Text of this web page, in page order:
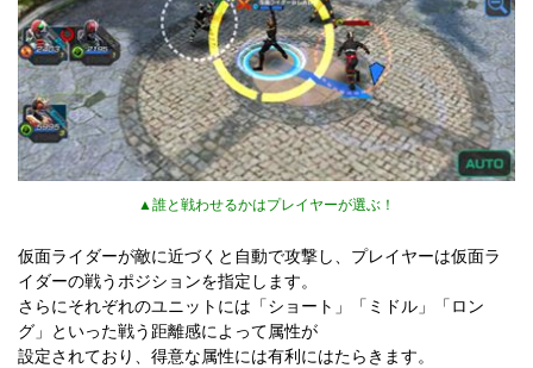
▲誰と戦わせるかはプレイヤーが選ぶ！
仮面ライダーが敵に近づくと自動で攻撃し、プレイヤーは仮面ラ
イダーの戦うポジションを指定します。
さらにそれぞれのユニットには「ショート」「ミドル」「ロン
グ」といった戦う距離感によって属性が
設定されており、得意な属性には有利にはたらきます。